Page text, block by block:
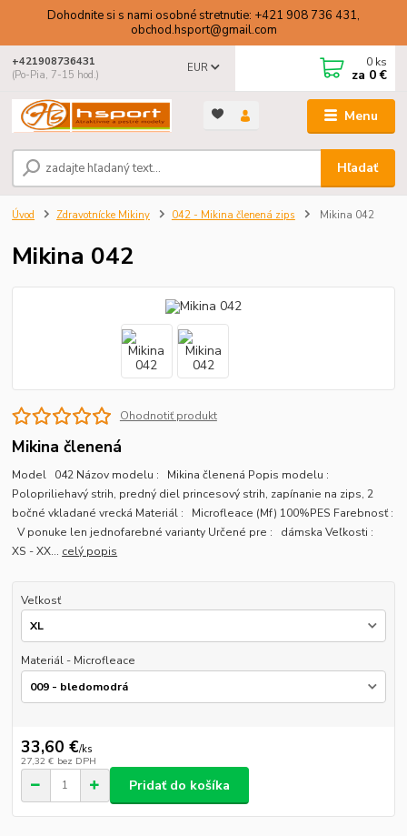
Dohodnite si s nami osobné stretnutie: +421 908 736 431,
obchod.hsport@gmail.com
Menu
EUR
Hľadať
+421908736431
(Po-Pia, 7-15 hod.)
0 ks
za 0 €
Úvod Zdravotnícke Mikiny 042 - Mikina členená zips Mikina 042
Mikina 042
Ohodnotiť produkt
Mikina členená
Model 042 Názov modelu : Mikina členená Popis modelu :
Polopriliehavý strih, predný diel princesový strih, zapínanie na zips, 2
bočné vkladané vrecká Materiál : Microfleace (Mf) 100%PES Farebnosť :
V ponuke len jednofarebné varianty Určené pre : dámska Veľkosti :
XS - XX... celý popis
Veľkosť
Materiál - Microfleace
33,60 €/ks
27,32 € bez DPH
Pridať do košíka